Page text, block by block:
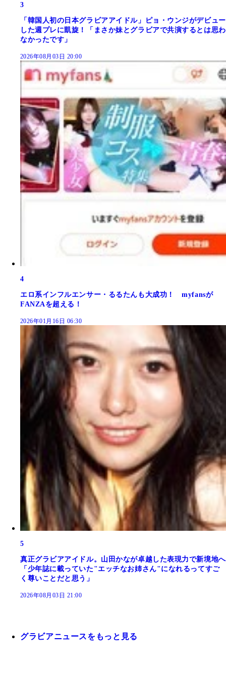
3
「韓国人初の日本グラビアアイドル」ピョ・ウンジがデビュー
した週プレに凱旋！「まさか妹とグラビアで共演するとは思わ
なかったです」
2026年08月03日 20:00
4
エロ系インフルエンサー・るるたんも大成功！ myfansが
FANZAを超える！
2026年01月16日 06:30
5
真正グラビアアイドル。山田かなが卓越した表現力で新境地へ
「少年誌に載っていた"エッチなお姉さん"になれるってすご
く尊いことだと思う」
2026年08月03日 21:00
グラビアニュースをもっと見る